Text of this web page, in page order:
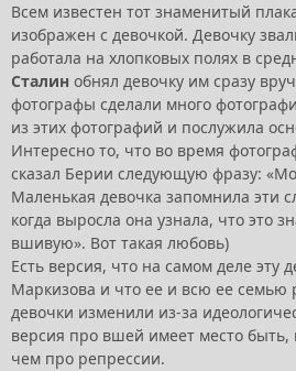
Всем известен тот знаменитый
изображен с девочкой. Девочку
работала на хлопковых полях в
Сталин обнял девочку им сразу
фотографы сделали много
из этих фотографий и послужила
Интересно то, что во время
сказал Берии следующую фразу:
Маленькая девочка запомнила эти
когда выросла она узнала, что это
вшивую». Вот такая любовь)
Есть версия, что на самом деле эту
Маркизова и что ее и всю ее семью
девочки изменили из-за
версия про вшей имеет место быть,
чем про репрессии.